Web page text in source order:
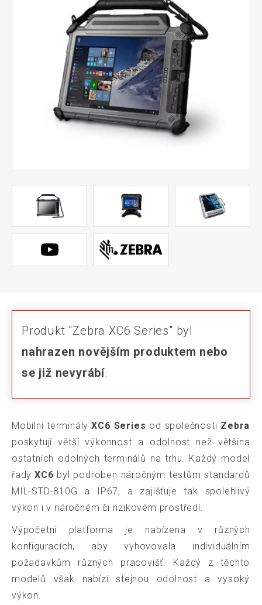
Produkt "Zebra XC6 Series" byl
nahrazen novějším produktem nebo
se již nevyrábí.
Mobilní terminályXC6 Series od společnosti Zebra
poskytují větší výkonnost a odolnost než většina
ostatních odolných terminálů na trhu. Každý model
řady XC6 byl podroben náročným testům standardů
MIL-STD-810G a IP67, a zajišťuje tak spolehlivý
výkon i v náročném či rizikovém prostředí.
Výpočetní platforma je nabízena v různých
konfiguracích, aby vyhovovala individuálním
požadavkům různých pracovišť. Každý z těchto
modelů však nabízí stejnou odolnost a vysoký
výkon.